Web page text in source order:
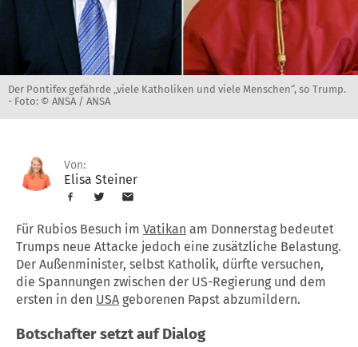
Der Pontifex gefährde „viele Katholiken und viele Menschen“, so Trump.
- Foto: © ANSA / ANSA
Von:
Elisa Steiner
Für Rubios Besuch im Vatikan am Donnerstag bedeutet
Trumps neue Attacke jedoch eine zusätzliche Belastung.
Der Außenminister, selbst Katholik, dürfte versuchen,
die Spannungen zwischen der US-Regierung und dem
ersten in den USA geborenen Papst abzumildern.
Botschafter setzt auf Dialog